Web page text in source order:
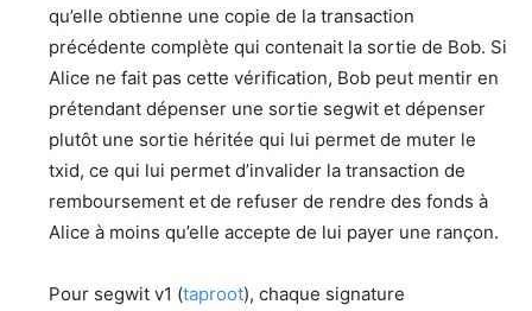
qu’elle obtienne une copie de la transaction
précédente complète qui contenait la sortie de Bob. Si
Alice ne fait pas cette vérification, Bob peut mentir en
prétendant dépenser une sortie segwit et dépenser
plutôt une sortie héritée qui lui permet de muter le
txid, ce qui lui permet d’invalider la transaction de
remboursement et de refuser de rendre des fonds à
Alice à moins qu’elle accepte de lui payer une rançon.
Pour segwit v1 (taproot), chaque signature